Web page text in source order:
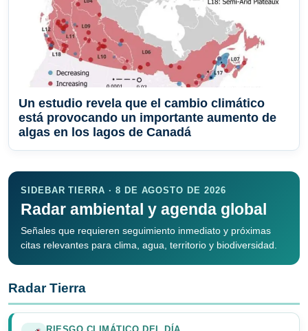
Un estudio revela que el cambio climático
está provocando un importante aumento de
algas en los lagos de Canadá
SIDEBAR TIERRA · 8 DE AGOSTO DE 2026
Radar ambiental y agenda global
Señales que requieren seguimiento inmediato y próximas
citas relevantes para clima, agua, territorio y biodiversidad.
Radar Tierra